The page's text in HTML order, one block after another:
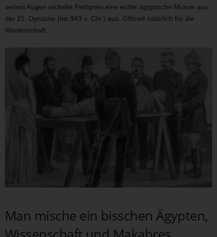
seinen Augen wickelte Pettigrew eine echte ägyptische Mumie aus
der 21. Dynastie (bis 943 v. Chr.) aus. Offiziell natürlich für die
Wissenschaft.
Man mische ein bisschen Ägypten,